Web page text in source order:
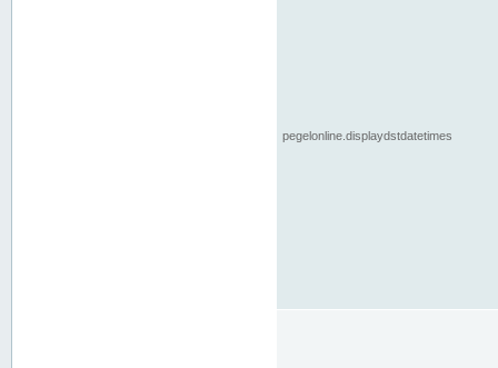
pegelonline.displaydstdatetimes